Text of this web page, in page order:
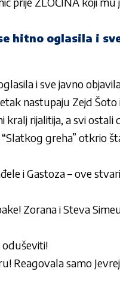
se hitno oglasila i
i sve javno
nastupaju Zejd
kralj rijalitija, a svi ostali
greha” otkrio
i Gastoza – ove
Zorana i Steva
oduševiti!
Reagovala samo